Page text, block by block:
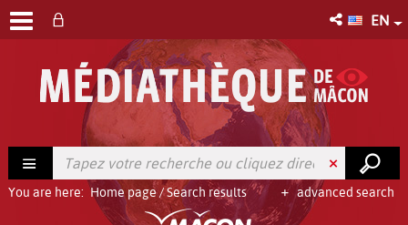
EN
advanced search
You are here: Home page/Search results